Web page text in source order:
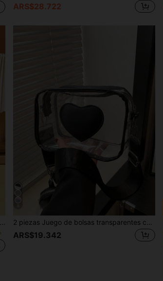
ARS$28.722
2 piezas Juego de bolsas transparentes con monedero, bolsa cuadrada pequeña de PVC impermeable, bolso cruzado de gran capacidad versátil, verano 2026
ARS$19.342